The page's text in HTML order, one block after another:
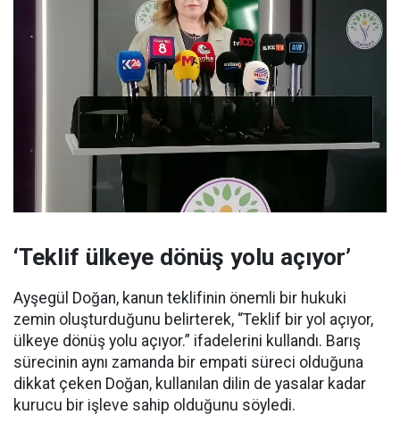
‘Teklif ülkeye dönüş yolu açıyor’
Ayşegül Doğan, kanun teklifinin önemli bir hukuki
zemin oluşturduğunu belirterek, “Teklif bir yol açıyor,
ülkeye dönüş yolu açıyor.” ifadelerini kullandı. Barış
sürecinin aynı zamanda bir empati süreci olduğuna
dikkat çeken Doğan, kullanılan dilin de yasalar kadar
kurucu bir işleve sahip olduğunu söyledi.